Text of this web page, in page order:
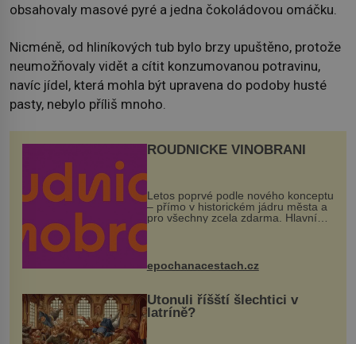
obsahovaly masové pyré a jedna čokoládovou omáčku.
Nicméně, od hliníkových tub bylo brzy upuštěno, protože
neumožňovaly vidět a cítit konzumovanou potravinu,
navíc jídel, která mohla být upravena do podoby husté
pasty, nebylo příliš mnoho.
ROUDNICKÉ VINOBRANÍ
Letos poprvé podle nového konceptu
– přímo v historickém jádru města a
pro všechny zcela zdarma. Hlavní
program se odehraje na Karlově a
mohou těšit na víno, burčák, pes...
epochanacestach.cz
Utonuli říšští šlechtici v
latríně?